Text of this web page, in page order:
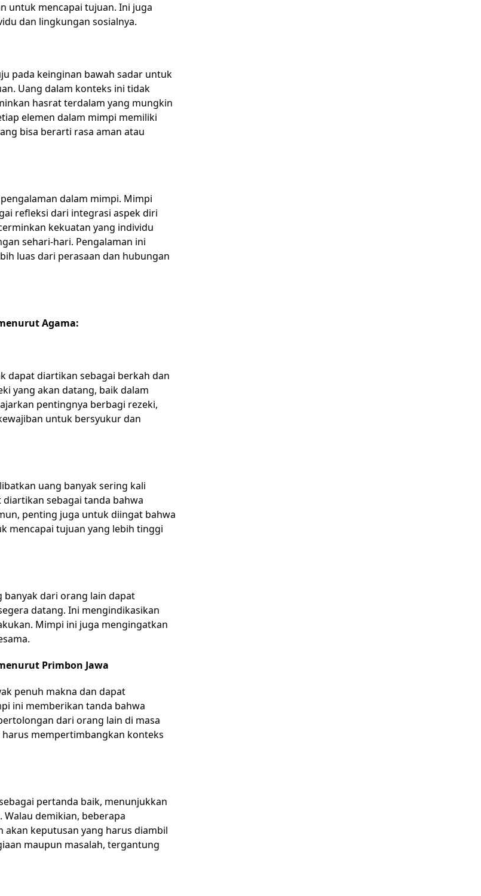
untuk mencapai tujuan. Ini juga
dan lingkungan sosialnya.
pada keinginan bawah sadar untuk
Uang dalam konteks ini tidak
hasrat terdalam yang mungkin
elemen dalam mimpi memiliki
bisa berarti rasa aman atau
dalam mimpi. Mimpi
refleksi dari integrasi aspek diri
kekuatan yang individu
sehari-hari. Pengalaman ini
luas dari perasaan dan hubungan
Agama:
dapat diartikan sebagai berkah dan
yang akan datang, baik dalam
pentingnya berbagi rezeki,
untuk bersyukur dan
uang banyak sering kali
sebagai tanda bahwa
penting juga untuk diingat bahwa
mencapai tujuan yang lebih tinggi
banyak dari orang lain dapat
datang. Ini mengindikasikan
Mimpi ini juga mengingatkan
Primbon Jawa
penuh makna dan dapat
ini memberikan tanda bahwa
dari orang lain di masa
mempertimbangkan konteks
pertanda baik, menunjukkan
demikian, beberapa
keputusan yang harus diambil
maupun masalah, tergantung